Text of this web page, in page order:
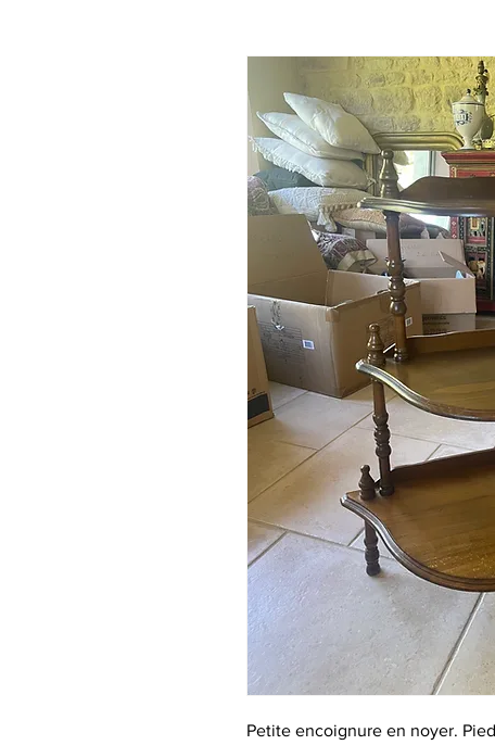
Petite encoignure en noyer.